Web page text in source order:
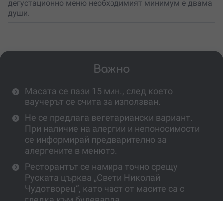
дегустационно меню необходимият минимум е двама
души.
Важно
Масата се пази 15 мин., след което
ваучерът се счита за използван.
Не се предлага вегетариански вариант.
При наличие на алергии и непоносимости
се информирай предварително за
алергените в менюто.
Ресторантът се намира точно срещу
Руската църква „Свети Николай
Чудотворец“, като част от масите са с